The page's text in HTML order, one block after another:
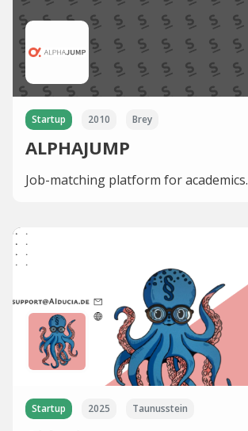
Startup 2010 Brey
ALPHAJUMP
Job-matching platform for academics.
Startup 2025 Taunusstein